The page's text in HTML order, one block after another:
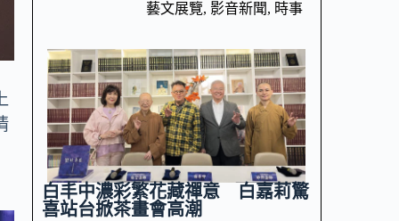
藝文展覽, 影音新聞, 時事
白丰中濃彩繁花藏禪意 白嘉莉驚
喜站台掀茶畫會高潮